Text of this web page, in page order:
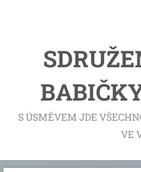
S ÚSMĚVEM JDE
VE